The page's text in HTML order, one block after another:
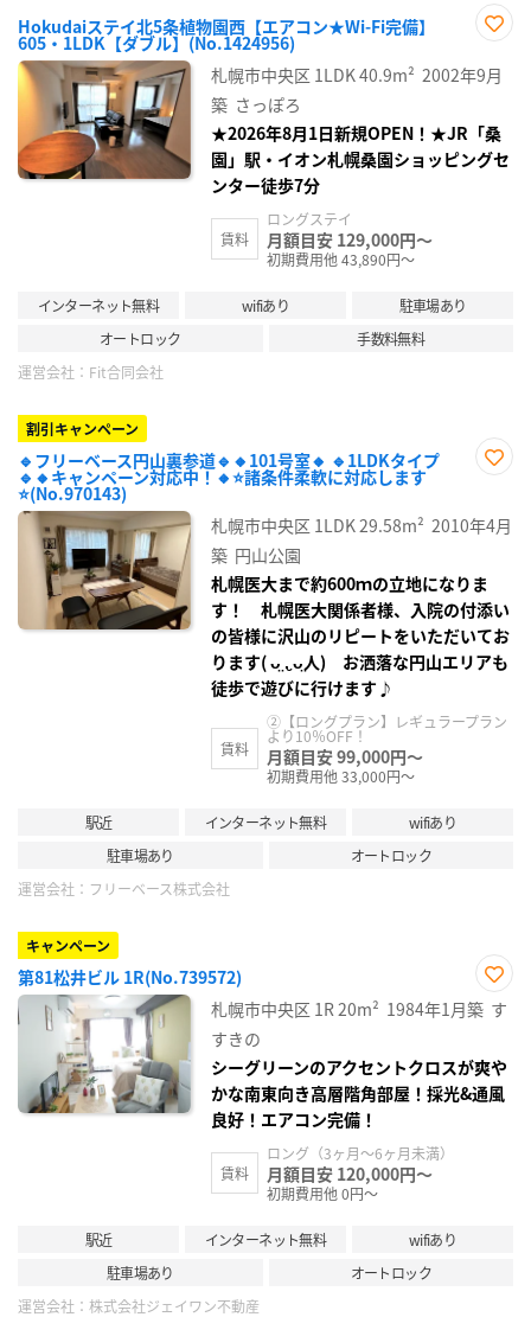
Hokudaiステイ北5条植物園西【エアコン★Wi-Fi完備】
605・1LDK【ダブル】(No.1424956)
に入
り登
札幌市中央区 1LDK40.9m² 2002年9月
築 さっぽろ
★2026年8月1日新規OPEN！★JR「桑
園」駅・イオン札幌桑園ショッピングセ
ンター徒歩7分
賃料
ロングステイ
月額目安 129,000円～
初期費用他 43,890円～
インターネット無料 wifiあり
駐車場あり
オートロック
手数料無料
運営会社： Fit合同会社
割引キャンペーン
🔹フリーベース円山裏参道🔹🔸101号室🔸 🔹1LDKタイプ
🔹🔸キャンペーン対応中！🔸⭐諸条件柔軟に対応します
⭐(No.970143)
り登
録
札幌市中央区 1LDK29.58m² 2010年4月
築 円山公園
札幌医大まで約600ｍの立地になりま
す！ 札幌医大関係者様、入院の付添い
の皆様に沢山のリピートをいただいてお
ります( ᴗ̤ .̮ ᴗ̤人) お洒落な円山エリアも
徒歩で遊びに行けます♪
賃料
②【ロングプラン】レギュラープラン
より10％OFF！
月額目安 99,000円～
初期費用他 33,000円～
駅近 インターネット無料
wifiあり
駐車場あり
オートロック
運営会社： フリーベース株式会社
キャンペーン
第81松井ビル 1R(No.739572)
お気
に入
札幌市中央区 1R 20m² 1984年1月築 す
すきの
シーグリーンのアクセントクロスが爽や
かな南東向き高層階角部屋！採光&通風
良好！エアコン完備！
賃料
ロング（3ヶ月～6ヶ月未満）
月額目安 120,000円～
初期費用他 0円～
駅近 インターネット無料
wifiあり
駐車場あり
オートロック
運営会社： 株式会社ジェイワン不動産